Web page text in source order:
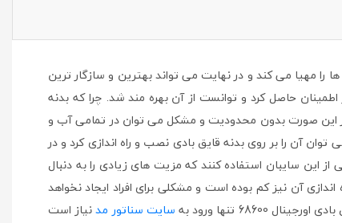
ها را مهیا می کند و در نهایت می تواند بهترین و سازگار ترین
حاصل کرد و توانست از آن بهره مند شد. چرا که بدنه
در این صورت بدون محدودیت و مشکل می توان در تمامی آب و
آن را بر روی بدنه قایق بادی نصب و راه اندازی کرد و در
این سایبان استفاده کنند که مزیت های زیادی را به دنبال
آن نیز کم بوده است و مشکلی برای افراد ایجاد نخواهد
تنها ورود به
سایت سناتور مدنیاز است